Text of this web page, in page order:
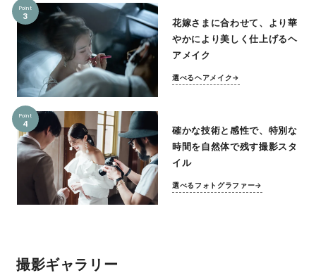
Point
3
花嫁さまに合わせて、より華
やかにより美しく仕上げるヘ
アメイク
選べるヘアメイク→
Point
4
確かな技術と感性で、特別な
時間を自然体で残す撮影スタ
イル
選べるフォトグラファー→
撮影ギャラリー